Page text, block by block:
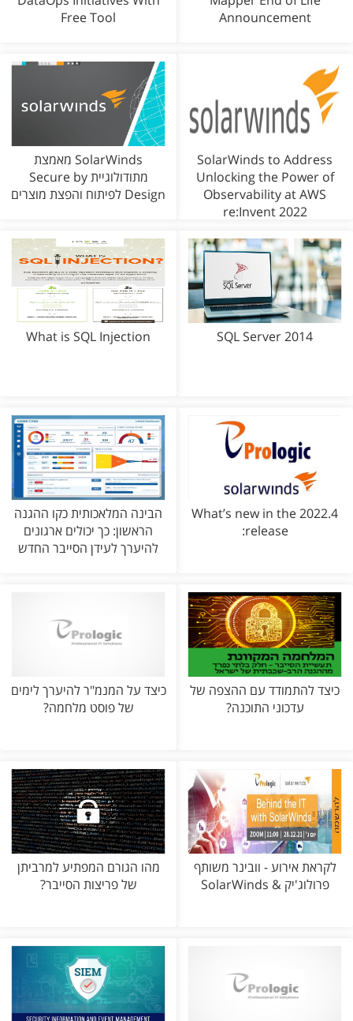
Announcement
Free Tool
SolarWinds to Address
Unlocking the Power of
Observability at AWS
re:Invent 2022
SolarWinds מאמצת
מתודולוגיית Secure by
Design לפיתוח והפצת מוצרים
SQL Server 2014
What is SQL Injection
What’s new in the 2022.4
release:
הבינה המלאכותית כקו ההגנה
הראשון: כך יכולים ארגונים
להיערך לעידן הסייבר החדש
כיצד להתמודד עם ההצפה של
עדכוני התוכנה?
כיצד על המנמ"ר להיערך לימים
של פוסט מלחמה?
לקראת אירוע - וובינר משותף
פרולוג'יק & SolarWinds
מהו הגורם המפתיע למרביתן
של פריצות הסייבר?